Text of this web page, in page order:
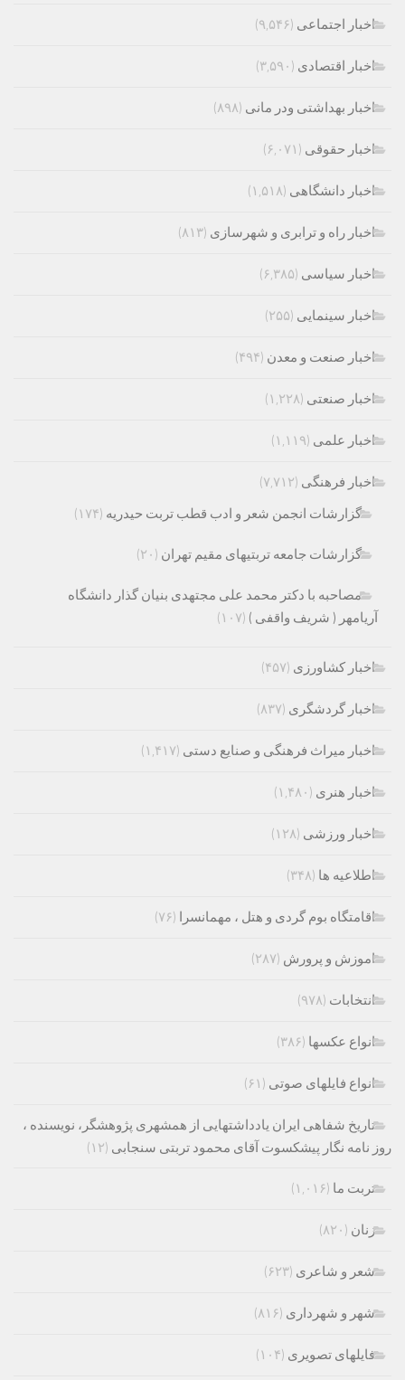
اخبار اجتماعی (۹,۵۴۶)
اخبار اقتصادی (۳,۵۹۰)
اخبار بهداشتی ودر مانی (۸۹۸)
اخبار حقوقی (۶,۰۷۱)
اخبار دانشگاهی (۱,۵۱۸)
اخبار راه و ترابری و شهرسازی (۸۱۳)
اخبار سیاسی (۶,۳۸۵)
اخبار سینمایی (۲۵۵)
اخبار صنعت و معدن (۴۹۴)
اخبار صنعتی (۱,۲۲۸)
اخبار علمی (۱,۱۱۹)
اخبار فرهنگی (۷,۷۱۲)
گزارشات انجمن شعر و ادب قطب تربت حیدریه (۱۷۴)
گزارشات جامعه تربتیهای مقیم تهران (۲۰)
مصاحبه با دکتر محمد علی مجتهدی بنیان گذار دانشگاه
آریامهر ( شریف واقفی ) (۱۰۷)
اخبار کشاورزی (۴۵۷)
اخبار گردشگری (۸۳۷)
اخبار میراث فرهنگی و صنایع دستی (۱,۴۱۷)
اخبار هنری (۱,۴۸۰)
اخبار ورزشی (۱۲۸)
اطلاعیه ها (۳۴۸)
اقامتگاه بوم گردی و هتل ، مهمانسرا (۷۶)
اموزش و پرورش (۲۸۷)
انتخابات (۹۷۸)
انواع عکسها (۳۸۶)
انواع فایلهای صوتی (۶۱)
تاریخ شفاهی ایران یادداشتهایی از همشهری پژوهشگر، نویسنده ،
روز نامه نگار پیشکسوت آقای محمود تربتی سنجابی (۱۲)
تربت ما (۱,۰۱۶)
زنان (۸۲۰)
شعر و شاعری (۶۲۳)
شهر و شهرداری (۸۱۶)
فایلهای تصویری (۱۰۴)